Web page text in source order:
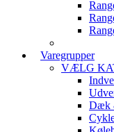
Varegrupper
VÆLG
Dæk